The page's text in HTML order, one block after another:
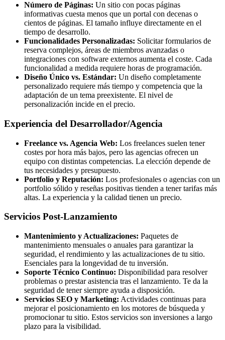
Número de Páginas: Un sitio con pocas páginas
informativas cuesta menos que un portal con decenas o
cientos de páginas. El tamaño influye directamente en el
tiempo de desarrollo.
Funcionalidades Personalizadas: Solicitar formularios de
reserva complejos, áreas de miembros avanzadas o
integraciones con software externos aumenta el coste. Cada
funcionalidad a medida requiere horas de programación.
Diseño Único vs. Estándar: Un diseño completamente
personalizado requiere más tiempo y competencia que la
adaptación de un tema preexistente. El nivel de
personalización incide en el precio.
Experiencia del Desarrollador/Agencia
Freelance vs. Agencia Web: Los freelances suelen tener
costes por hora más bajos, pero las agencias ofrecen un
equipo con distintas competencias. La elección depende de
tus necesidades y presupuesto.
Portfolio y Reputación: Los profesionales o agencias con un
portfolio sólido y reseñas positivas tienden a tener tarifas más
altas. La experiencia y la calidad tienen un precio.
Servicios Post-Lanzamiento
Mantenimiento y Actualizaciones: Paquetes de
mantenimiento mensuales o anuales para garantizar la
seguridad, el rendimiento y las actualizaciones de tu sitio.
Esenciales para la longevidad de tu inversión.
Soporte Técnico Continuo: Disponibilidad para resolver
problemas o prestar asistencia tras el lanzamiento. Te da la
seguridad de tener siempre ayuda a disposición.
Servicios SEO y Marketing: Actividades continuas para
mejorar el posicionamiento en los motores de búsqueda y
promocionar tu sitio. Estos servicios son inversiones a largo
plazo para la visibilidad.